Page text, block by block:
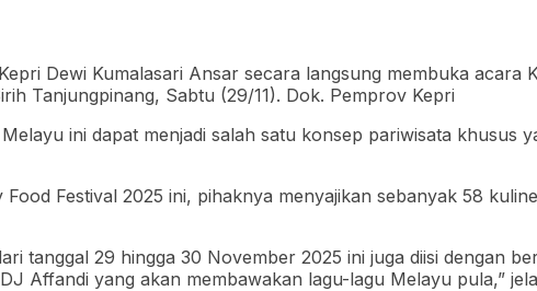
Dewi Kumalasari Ansar secara langsung membuka acara
Tanjungpinang, Sabtu (29/11). Dok. Pemprov Kepri
ini dapat menjadi salah satu konsep pariwisata khusus
Festival 2025 ini, pihaknya menyajikan sebanyak 58
tanggal 29 hingga 30 November 2025 ini juga diisi dengan
Affandi yang akan membawakan lagu-lagu Melayu pula,”